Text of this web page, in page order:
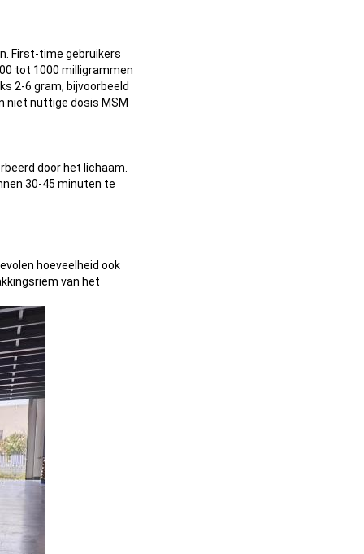
First-time gebruikers
tot 1000 milligrammen
2-6 gram, bijvoorbeeld
niet nuttige dosis MSM
door het lichaam.
30-45 minuten te
hoeveelheid ook
van het